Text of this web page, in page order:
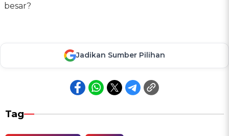
besar?
Jadikan Sumber Pilihan
Tag